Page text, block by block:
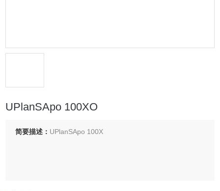
UPlanSApo 100XO
简要描述： UPlanSApo 100X